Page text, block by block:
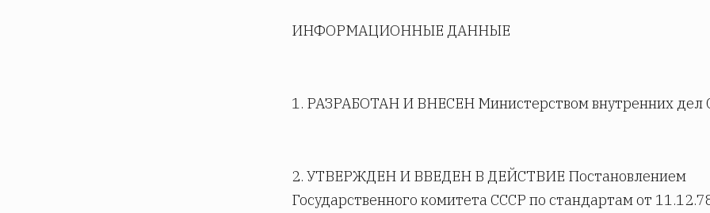
ИНФОРМАЦИОННЫЕ ДАННЫЕ
1. РАЗРАБОТАН И ВНЕСЕН Министерством внутренних дел
2. УТВЕРЖДЕН И ВВЕДЕН В ДЕЙСТВИЕ Постановлением
Государственного комитета СССР по стандартам от